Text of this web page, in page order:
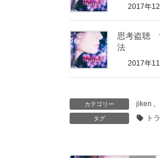
2017年
思考盗聴
法
2017年
カテゴリー jiken 、
タグ ト